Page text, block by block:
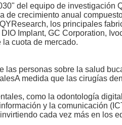
del equipo de
crecimiento anual
los principales
Implant, GC Corporation,
cuota de mercado.
personas sobre la salud
medida que las cirugías
como la odontología
y la comunicación
cada vez más en los